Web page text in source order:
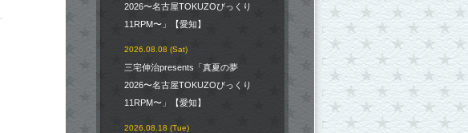
2026〜名古屋TOKUZOびっくり
11RPM〜」【愛知】
2026.08.08 (Sat)
三宅伸治presents「真夏の夢
2026〜名古屋TOKUZOびっくり
11RPM〜」【愛知】
2026.08.18 (Tue)